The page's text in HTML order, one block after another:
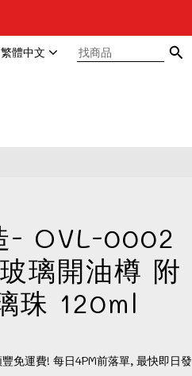
繁體中文
- OVL-0002
璃開油樽 附
珠 120ml
免運費! 每日4PM前落單, 最快即日發